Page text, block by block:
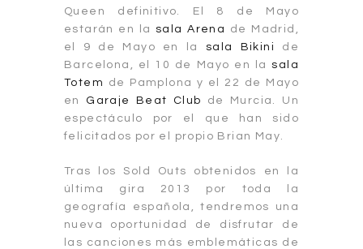
Queen definitivo. El 8 de Mayo
estarán en la sala Arena
de Madrid,
el 9 de Mayo en la sala Bikini
de
Barcelona, el 10 de Mayo en la sala
Totem
de Pamplona y el 22 de Mayo
en Garaje Beat Club
de Murcia. Un
espectáculo por el que han sido
felicitados por el propio Brian May.
Tras los Sold Outs obtenidos en la
última gira 2013 por toda la
geografía española, tendremos una
nueva oportunidad de disfrutar de
las canciones más emblemáticas de